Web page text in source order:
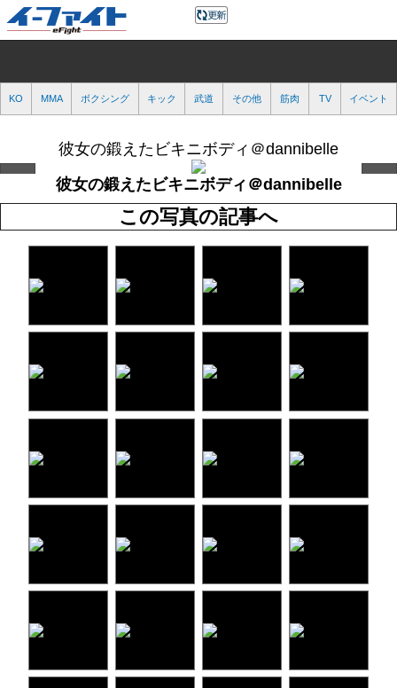
KO MMA ボクシング キック 武道 その他 筋肉 TV イベント
彼女の鍛えたビキニボディ＠dannibelle
彼女の鍛えたビキニボディ＠dannibelle
この写真の記事へ